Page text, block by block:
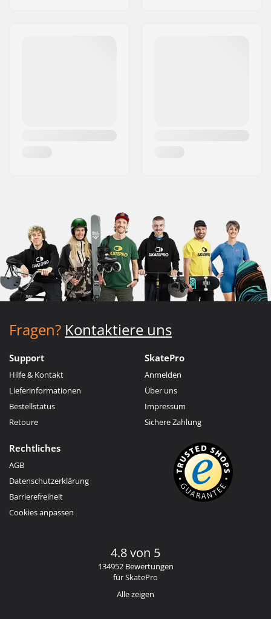
Fragen? Kontaktiere uns
Support
Hilfe & Kontakt
Lieferinformationen
Bestellstatus
Retoure
SkatePro
Anmelden
Über uns
Impressum
Sichere Zahlung
Rechtliches
AGB
Datenschutzerklärung
Barrierefreiheit
Cookies anpassen
4.8 von 5
134952 Bewertungen
für SkatePro
Alle zeigen